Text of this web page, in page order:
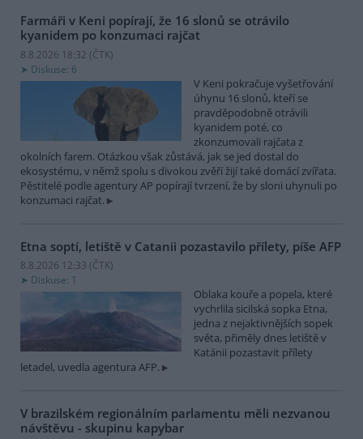
Farmáři v Keni popírají, že 16 slonů se otrávilo
kyanidem po konzumaci rajčat
8.8.2026 18:32 (ČTK)
Diskuse: 6
V Keni pokračuje vyšetřování
úhynu 16 slonů, kteří se
pravděpodobně otrávili
kyanidem poté, co
zkonzumovali rajčata z
okolních farem. Otázkou však zůstává, jak se jed dostal do
ekosystému, v němž spolu s divokou zvěří žijí také domácí zvířata.
Pěstitelé podle agentury AP popírají tvrzení, že by sloni uhynuli po
konzumaci rajčat.
Etna soptí, letiště v Catanii pozastavilo přílety, píše AFP
8.8.2026 12:33 (ČTK)
Diskuse: 1
Oblaka kouře a popela, které
vychrlila sicilská sopka Etna,
jedna z nejaktivnějších sopek
světa, přiměly dnes letiště v
Katánii pozastavit přílety
letadel, uvedla agentura AFP.
V brazilském regionálním parlamentu měli nezvanou
návštěvu - skupinu kapybar